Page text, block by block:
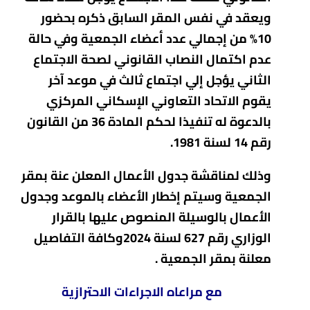
ويعقد في نفس المقر السابق ذكره بحضور
10% من إجمالي عدد أعضاء الجمعية وفي حالة
عدم اكتمال النصاب القانوني لصحة الاجتماع
الثاني يؤجل إلي اجتماع ثالث في موعد آخر
يقوم الاتحاد التعاوني الإسكاني المركزي
بالدعوة له تنفيذا لحكم المادة 36 من القانون
رقم 14 لسنة 1981.
وذلك لمناقشة جدول الأعمال المعلن عنة بمقر
الجمعية وسيتم إخطار الأعضاء بالموعد وجدول
الأعمال بالوسيلة المنصوص عليها بالقرار
الوزاري رقم 627 لسنة 2024وكافة التفاصيل
معلنة بمقر الجمعية .
مع مراعاه الاجراءات الاحترازية